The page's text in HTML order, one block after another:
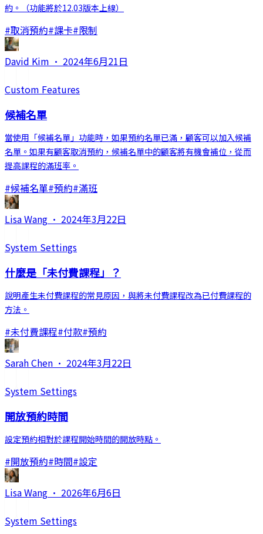
約。（功能將於12.03版本上線）
#取消預約#課卡#限制
David Kim · 2024年6月21日
Custom Features
候補名單
當使用「候補名單」功能時，如果預約名單已滿，顧客可以加入候補
名單。如果有顧客取消預約，候補名單中的顧客將有機會補位，從而
提高課程的滿班率。
#候補名單#預約#滿班
Lisa Wang · 2024年3月22日
System Settings
什麼是「未付費課程」？
說明產生未付費課程的常見原因，與將未付費課程改為已付費課程的
方法。
#未付費課程#付款#預約
Sarah Chen · 2024年3月22日
System Settings
開放預約時間
設定預約相對於課程開始時間的開放時點。
#開放預約#時間#設定
Lisa Wang · 2026年6月6日
System Settings